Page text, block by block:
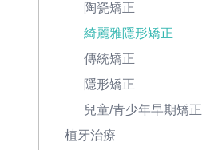
陶瓷矯正
綺麗雅隱形矯正
傳統矯正
隱形矯正
兒童/青少年早期矯正
植牙治療